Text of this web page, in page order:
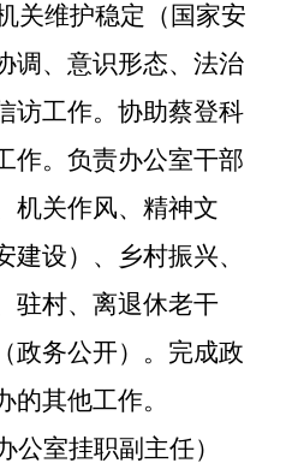
关维护稳定（国家安
调、意识形态、法治
访工作。协助蔡登科
作。负责办公室干部
机关作风、精神文
建设）、乡村振兴、
驻村、离退休老干
政务公开）。完成政
的其他工作。
公室挂职副主任）